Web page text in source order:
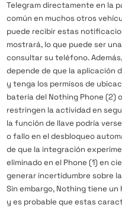
Telegram directamente en la
común en muchos otros
puede recibir estas
mostrará, lo que puede ser
consultar su teléfono.
depende de que la aplicación
y tenga los permisos de
batería del Nothing Phone (2)
restringen la actividad en
la función de llave podría
o fallo en el desbloqueo
de que la integración
eliminado en el Phone (1) en
generar incertidumbre sobre
Sin embargo, Nothing tiene
y es probable que estas